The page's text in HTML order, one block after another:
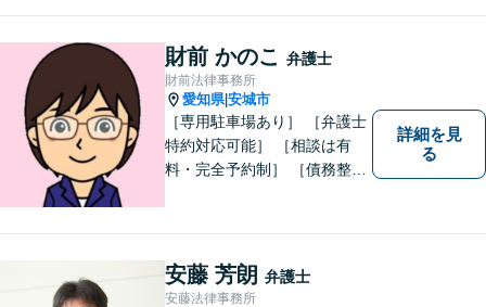
財前 かのこ 弁護士
財前法律事務所
愛知県|安城市
［専用駐車場あり］ ［弁護士
特約対応可能］ ［相談は有
料・完全予約制］ ［債務整理
りになる街の法律家を目指し
ています。 暮らしのトラブ
ル、まずはご相談ください。
詳細を見
る
安藤 芳朗 弁護士
安藤法律事務所